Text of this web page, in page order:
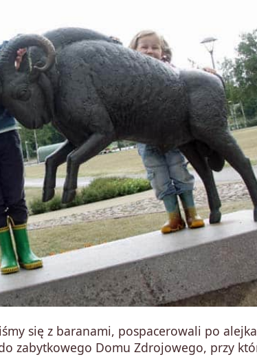
się z baranami, pospacerowali po
zabytkowego Domu Zdrojowego, przy